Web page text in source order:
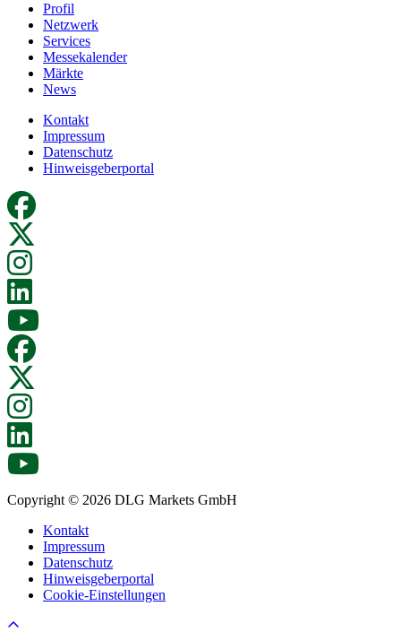
Profil
Netzwerk
Services
Messekalender
Märkte
News
Kontakt
Impressum
Datenschutz
Hinweisgeberportal
Copyright © 2026 DLG Markets GmbH
Kontakt
Impressum
Datenschutz
Hinweisgeberportal
Cookie-Einstellungen